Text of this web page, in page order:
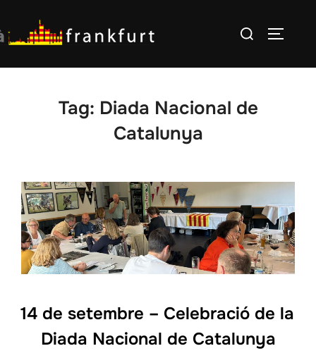
to
content
Search
Tag: Diada Nacional de
Catalunya
14 de setembre – Celebració de la
Diada Nacional de Catalunya